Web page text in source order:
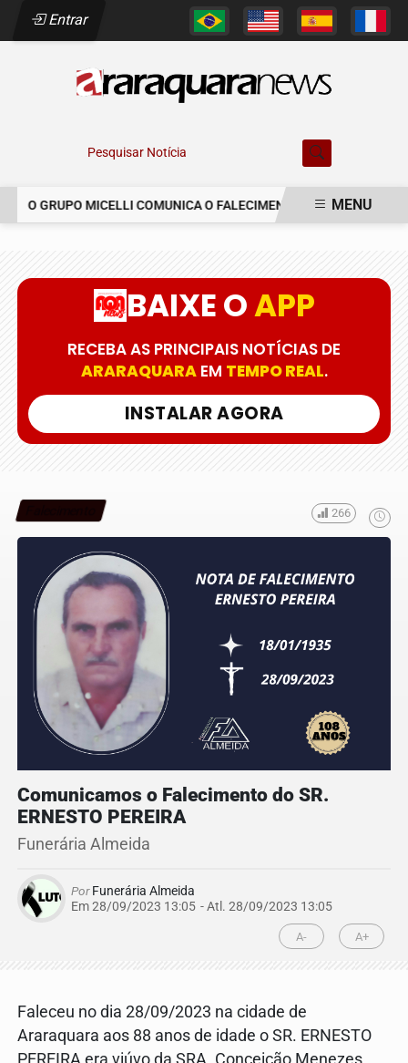
Entrar
Pesquisar Notícia
O GRUPO MICELLI COMUNICA O FALECIMENTO DO SR. MARCELO
MENU
BAIXE OAPP
RECEBA AS PRINCIPAIS NOTÍCIAS DE
ARARAQUARAEM TEMPO REAL.
INSTALAR AGORA
266
Comunicamos o Falecimento do SR.
ERNESTO PEREIRA
Funerária Almeida
PorFunerária Almeida
Em 28/09/2023 13:05 - Atl. 28/09/2023 13:05
A- A+
Faleceu no dia 28/09/2023 na cidade de
Araraquara aos 88 anos de idade o SR. ERNESTO